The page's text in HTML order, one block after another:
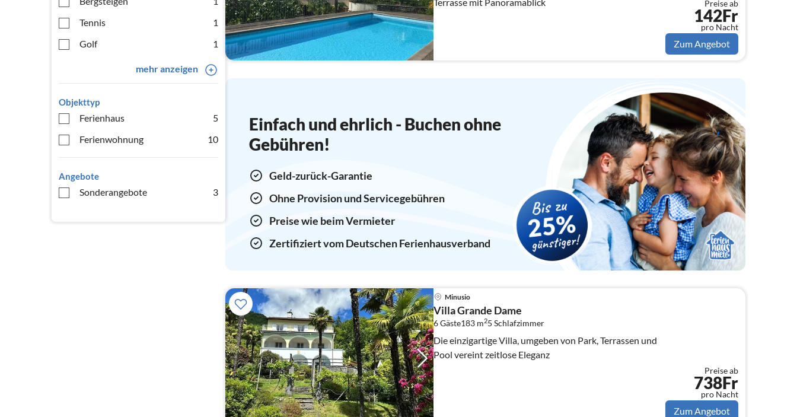
Tennis
1
Golf
1
mehr anzeigen
Objekttyp
Ferienhaus
5
Ferienwohnung
10
Angebote
Sonderangebote 3
Preise ab
142Fr
pro Nacht
Zum Angebot
Einfach und ehrlich - Buchen ohne
Gebühren!
Geld-zurück-Garantie
Ohne Provision und Servicegebühren
Preise wie beim Vermieter
Zertifiziert vom Deutschen Ferienhausverband
Minusio
Villa Grande Dame
6 Gäste183 m25 Schlafzimmer
Die einzigartige Villa, umgeben von Park, Terrassen und
Pool vereint zeitlose Eleganz
Preise ab
738Fr
pro Nacht
Zum Angebot